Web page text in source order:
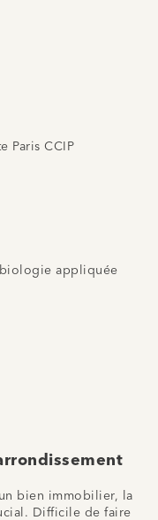
Paris CCIP
appliquée
bien immobilier, la
Difficile de faire